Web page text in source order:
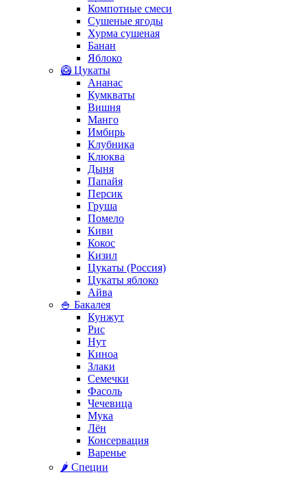
Компотные смеси
Сушеные ягоды
Хурма сушеная
Банан
Яблоко
🥝 Цукаты
Ананас
Кумкваты
Вишня
Манго
Имбирь
Клубника
Клюква
Дыня
Папайя
Персик
Груша
Помело
Киви
Кокос
Кизил
Цукаты (Россия)
Цукаты яблоко
Айва
🍚 Бакалея
Кунжут
Рис
Нут
Киноа
Злаки
Семечки
Фасоль
Чечевица
Мука
Лён
Консервация
Варенье
🌶️ Специи